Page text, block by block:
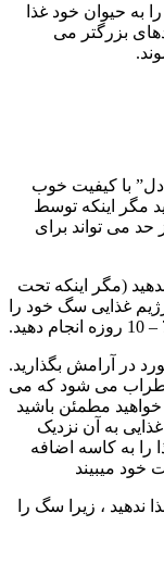
، 1-2 بار در روز را به حیوان خود غذا
بزرگتر می
با کیفیت خوب
مگر اینکه توسط
می تواند برای
(مگر اینکه تحت
غذایی سگ خود را
در آرامش بگذارید.
می شود که می
مطمئن باشید
به آن نزدیک
را به کاسه اضافه
میبیند
، زیرا سگ را